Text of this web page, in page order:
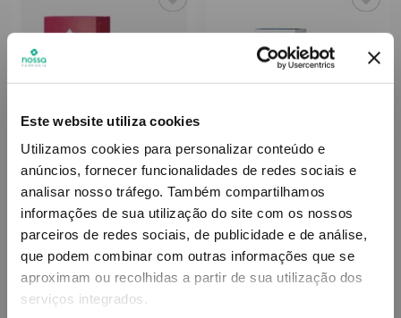
Este website utiliza cookies
Utilizamos cookies para personalizar conteúdo e
anúncios, fornecer funcionalidades de redes sociais e
analisar nosso tráfego. Também compartilhamos
informações de sua utilização do site com os nossos
parceiros de redes sociais, de publicidade e de análise,
que podem combinar com outras informações que se
aproximam ou recolhidas a partir de sua utilização dos
serviços integrados.
HYLO
Hylo Dual Intense Colírio
Lubrificante C/ Ectoína
10ml
HYLO
Hylo-Gel Colírio
Lubrificante Ocular 10ml